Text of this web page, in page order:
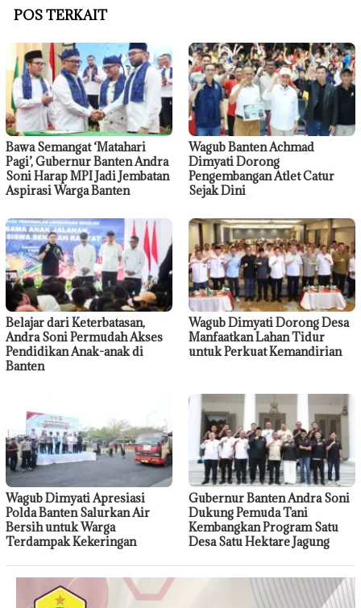
POS TERKAIT
Bawa Semangat ‘Matahari
Pagi’, Gubernur Banten Andra
Soni Harap MPI Jadi Jembatan
Aspirasi Warga Banten
Wagub Banten Achmad
Dimyati Dorong
Pengembangan Atlet Catur
Sejak Dini
Belajar dari Keterbatasan,
Andra Soni Permudah Akses
Pendidikan Anak-anak di
Banten
Wagub Dimyati Dorong Desa
Manfaatkan Lahan Tidur
untuk Perkuat Kemandirian
Wagub Dimyati Apresiasi
Polda Banten Salurkan Air
Bersih untuk Warga
Terdampak Kekeringan
Gubernur Banten Andra Soni
Dukung Pemuda Tani
Kembangkan Program Satu
Desa Satu Hektare Jagung